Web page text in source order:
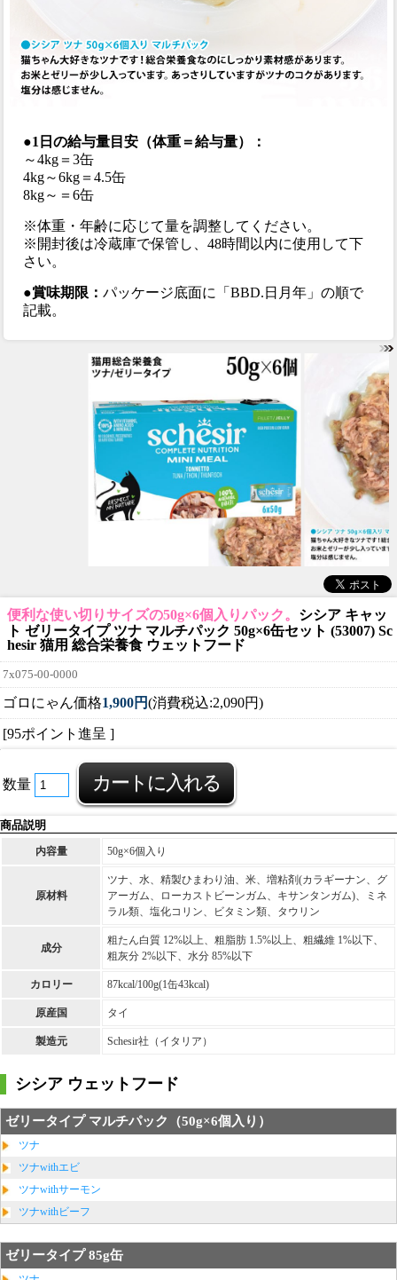
●1日の給与量目安（体重＝給与量）：
～4kg＝3缶
4kg～6kg＝4.5缶
8kg～＝6缶
※体重・年齢に応じて量を調整してください。
※開封後は冷蔵庫で保管し、48時間以内に使用して下
さい。
●賞味期限：パッケージ底面に「BBD.日月年」の順で
記載。
便利な使い切りサイズの50g×6個入りパック。 シシア キャッ
ト ゼリータイプ ツナ マルチパック 50g×6缶セット (53007) Sc
hesir 猫用 総合栄養食 ウェットフード
7x075-00-0000
ゴロにゃん価格1,900円(消費税込:2,090円)
[95ポイント進呈 ]
数量
商品説明
内容量 50g×6個入り
原材料
ツナ、水、精製ひまわり油、米、増粘剤(カラギーナン、グ
アーガム、ローカストビーンガム、キサンタンガム)、ミネ
ラル類、塩化コリン、ビタミン類、タウリン
成分
粗たん白質 12%以上、粗脂肪 1.5%以上、粗繊維 1%以下、
粗灰分 2%以下、水分 85%以下
カロリー 87kcal/100g(1缶43kcal)
原産国 タイ
製造元 Schesir社（イタリア）
シシア ウェットフード
ゼリータイプ マルチパック（50g×6個入り）
ツナ
ツナwithエビ
ツナwithサーモン
ツナwithビーフ
ゼリータイプ 85g缶